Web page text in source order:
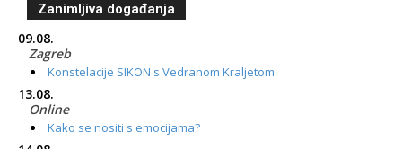
Zanimljiva događanja
09.08.
Zagreb
Konstelacije SIKON s Vedranom Kraljetom
13.08.
Online
Kako se nositi s emocijama?